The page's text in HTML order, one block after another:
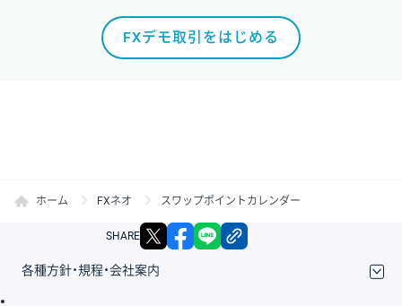
FXデモ取引をはじめる
ホーム FXネオ スワップポイントカレンダー
SHARE X facebook
各種方針・規程・会社案内